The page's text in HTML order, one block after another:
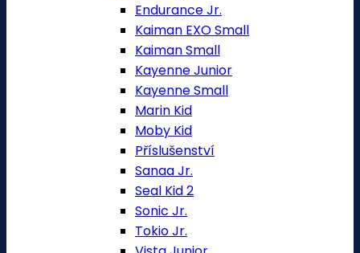
Endurance Jr.
Kaiman EXO Small
Kaiman Small
Kayenne Junior
Kayenne Small
Marin Kid
Moby Kid
Příslušenství
Sanaa Jr.
Seal Kid 2
Sonic Jr.
Tokio Jr.